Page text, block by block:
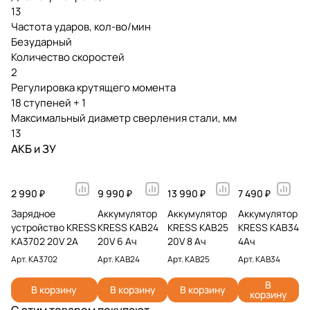
13
Частота ударов, кол-во/мин
Безударный
Количество скоростей
2
Регулировка крутящего момента
18 ступеней + 1
Максимальный диаметр сверления стали, мм
13
АКБ и ЗУ
2 990 ₽
Зарядное
устройство KRESS
KA3702 20V 2A
Арт.KA3702
В корзину
9 990 ₽
Аккумулятор
KRESS KAB24
20V 6 Ач
Арт.KAB24
В корзину
13 990 ₽
Аккумулятор
KRESS KAB25
20V 8 Ач
Арт.KAB25
В корзину
7 490 ₽
Аккумулятор
KRESS KAB34
4Ач
Арт.KAB34
В
корзину